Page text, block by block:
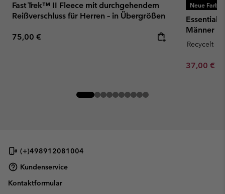
Fast Trek™ II Fleece mit durchgehendem
Reißverschluss für Herren – in Übergrößen
Regular price:
75,00 €
Neue
Essential
Männer
Recycelt
Minimum
37,00 €
(+)498912081004
Kundenservice
Kontaktformular